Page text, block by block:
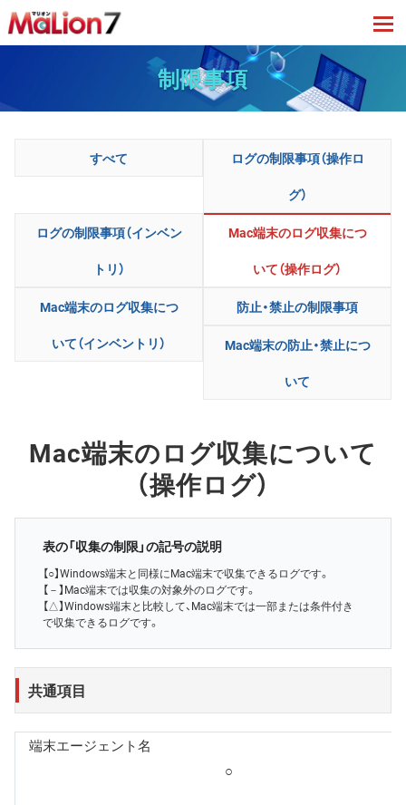
制限事項
すべて
ログの制限事項（操作ロ
グ）
ログの制限事項（インベン
トリ）
Mac端末のログ収集につ
いて（操作ログ）
Mac端末のログ収集につ
いて（インベントリ）
防止・禁止の制限事項
Mac端末の防止・禁止につ
いて
Mac端末のログ収集について
（操作ログ）
表の「収集の制限」の記号の説明
【○】Windows端末と同様にMac端末で収集できるログです。
【－】Mac端末では収集の対象外のログです。
【△】Windows端末と比較して、Mac端末では一部または条件付き
で収集できるログです。
共通項目
端末エージェント名
○